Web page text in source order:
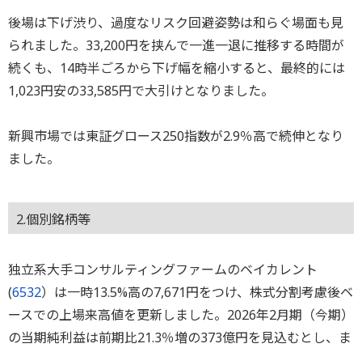
後場は下げ渋り、過度なリスク回避姿勢は和らぐ場面も見
られました。33,200円を挟んで一進一退に推移する時間が
続くも、14時半ごろから下げ幅を縮小すると、最終的には
1,023円安の33,585円で大引けとなりました。
新興市場では東証グロース250指数が2.9％高で続伸となり
ました。
2.個別銘柄等
独立系大手コンサルティングファームのベイカレント
(6532）は一時13.5%高の7,671円をつけ、株式分割考慮後ベ
ースでの上場来高値を更新しました。2026年2月期（今期）
の当期純利益は前期比21.3％増の373億円を見込むとし、ま